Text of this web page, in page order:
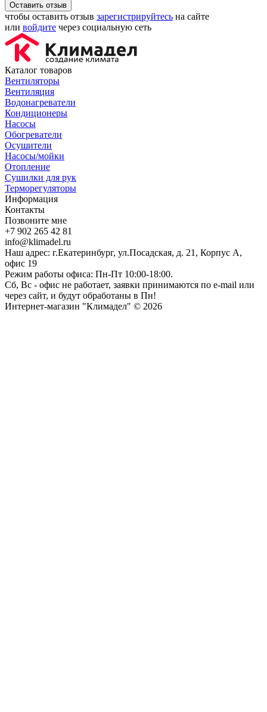
Оставить отзыв
чтобы оставить отзыв зарегистрируйтесь на сайте
или войдите через социальную сеть
Каталог товаров
Вентиляторы
Вентиляция
Водонагреватели
Кондиционеры
Насосы
Обогреватели
Осушители
Насосы/мойки
Отопление
Сушилки для рук
Терморегуляторы
Информация
Контакты
Позвоните мне
+7 902 265 42 81
info@klimadel.ru
Наш адрес: г.Екатеринбург, ул.Посадская, д. 21, Корпус А,
офис 19
Режим работы офиса: Пн-Пт 10:00-18:00.
Сб, Вс - офис не работает, заявки принимаются по e-mail или
через сайт, и будут обработаны в Пн!
Интернет-магазин "Климадел" © 2026